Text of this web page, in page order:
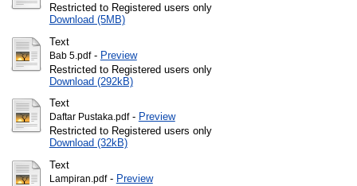
Restricted to Registered users only
Download (5MB)
Text
Bab 5.pdf- Preview
Restricted to Registered users only
Download (292kB)
Text
Daftar Pustaka.pdf- Preview
Restricted to Registered users only
Download (32kB)
Text
Lampiran.pdf- Preview